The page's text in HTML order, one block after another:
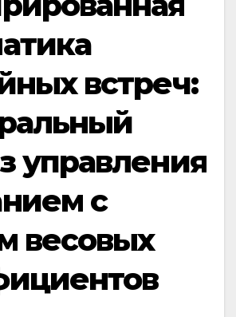
встреч:
управления
с
весовых